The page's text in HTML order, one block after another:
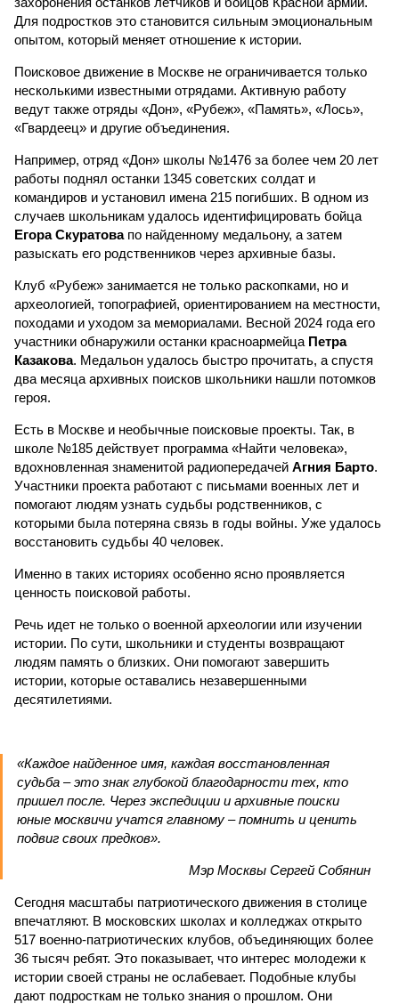
Для подростков это становится сильным эмоциональным
опытом, который меняет отношение к истории.
Поисковое движение в Москве не ограничивается только
несколькими известными отрядами. Активную работу
ведут также отряды «Дон», «Рубеж», «Память», «Лось»,
«Гвардеец» и другие объединения.
Например, отряд «Дон» школы №1476 за более чем 20 лет
работы поднял останки 1345 советских солдат и
командиров и установил имена 215 погибших. В одном из
случаев школьникам удалось идентифицировать бойца
Егора Скуратовапо найденному медальону, а затем
разыскать его родственников через архивные базы.
Клуб «Рубеж» занимается не только раскопками, но и
археологией, топографией, ориентированием на местности,
походами и уходом за мемориалами. Весной 2024 года его
участники обнаружили останки красноармейца Петра
Казакова. Медальон удалось быстро прочитать, а спустя
два месяца архивных поисков школьники нашли потомков
героя.
Есть в Москве и необычные поисковые проекты. Так, в
школе №185 действует программа «Найти человека»,
вдохновленная знаменитой радиопередачей Агния Барто.
Участники проекта работают с письмами военных лет и
помогают людям узнать судьбы родственников, с
которыми была потеряна связь в годы войны. Уже удалось
восстановить судьбы 40 человек.
Именно в таких историях особенно ясно проявляется
ценность поисковой работы.
Речь идет не только о военной археологии или изучении
истории. По сути, школьники и студенты возвращают
людям память о близких. Они помогают завершить
истории, которые оставались незавершенными
десятилетиями.
«Каждое найденное имя, каждая восстановленная
судьба – это знак глубокой благодарности тех, кто
пришел после. Через экспедиции и архивные поиски
юные москвичи учатся главному – помнить и ценить
подвиг своих предков».
Мэр Москвы Сергей Собянин
Сегодня масштабы патриотического движения в столице
впечатляют. В московских школах и колледжах открыто
517 военно-патриотических клубов, объединяющих более
36 тысяч ребят. Это показывает, что интерес молодежи к
истории своей страны не ослабевает. Подобные клубы
дают подросткам не только знания о прошлом. Они